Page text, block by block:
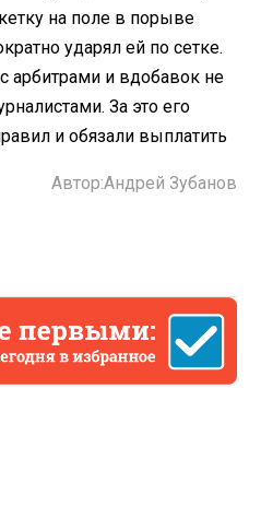
на поле в порыве
ударял ей по сетке.
арбитрами и вдобавок не
За это его
и обязали выплатить
Автор:Андрей Зубанов